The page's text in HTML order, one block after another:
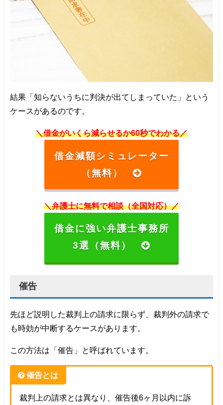
結果「知らないうちに判決が出てしまっていた」という
ケースがあるのです。
＼借金がいくら減らせるか60秒でわかる／
借金減額シミュレーター
（無料）
＼弁護士に無料で相談（全国対応）／
借金に強い弁護士事務所
3選（無料）
催告
先ほど説明した裁判上の請求に限らず、裁判外の請求で
も時効が中断するケースがあります。
この方法は「催告」と呼ばれています。
催告とは
裁判上の請求とは異なり、催告後6ヶ月以内に訴